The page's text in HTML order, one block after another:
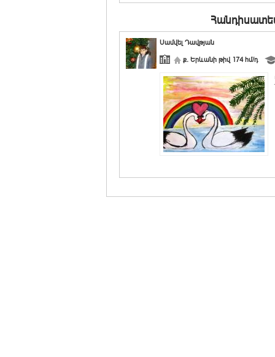
Սամվել Դավթյան
ք. Երևանի թիվ 174 հմ/դ